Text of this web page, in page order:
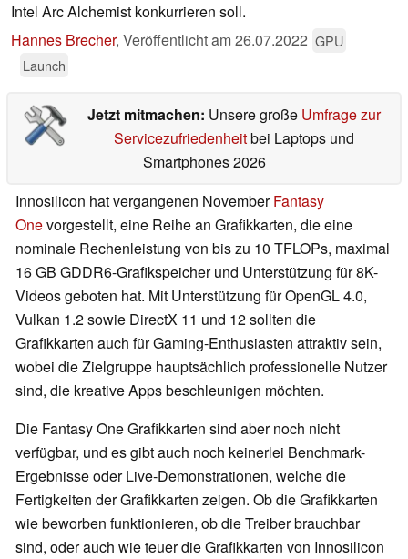
Intel Arc Alchemist konkurrieren soll.
Hannes Brecher, Veröffentlicht am26.07.2022 GPU
Launch
Jetzt mitmachen: Unsere große Umfrage zur
Servicezufriedenheitbei Laptops und
Smartphones 2026
Innosilicon hat vergangenen NovemberFantasy
Onevorgestellt, eine Reihe an Grafikkarten, die eine
nominale Rechenleistung von bis zu 10 TFLOPs, maximal
16 GB GDDR6-Grafikspeicher und Unterstützung für 8K-
Videos geboten hat. Mit Unterstützung für OpenGL 4.0,
Vulkan 1.2 sowie DirectX 11 und 12 sollten die
Grafikkarten auch für Gaming-Enthusiasten attraktiv sein,
wobei die Zielgruppe hauptsächlich professionelle Nutzer
sind, die kreative Apps beschleunigen möchten.
Die Fantasy One Grafikkarten sind aber noch nicht
verfügbar, und es gibt auch noch keinerlei Benchmark-
Ergebnisse oder Live-Demonstrationen, welche die
Fertigkeiten der Grafikkarten zeigen. Ob die Grafikkarten
wie beworben funktionieren, ob die Treiber brauchbar
sind, oder auch wie teuer die Grafikkarten von Innosilicon